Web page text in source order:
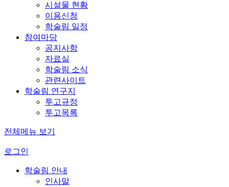
시설물 현황
이용신청
학술림 일정
참여마당
공지사항
자료실
학술림 소식
관련사이트
학술림 연구지
투고규정
투고목록
전체메뉴 보기
로그인
학술림 안내
인사말